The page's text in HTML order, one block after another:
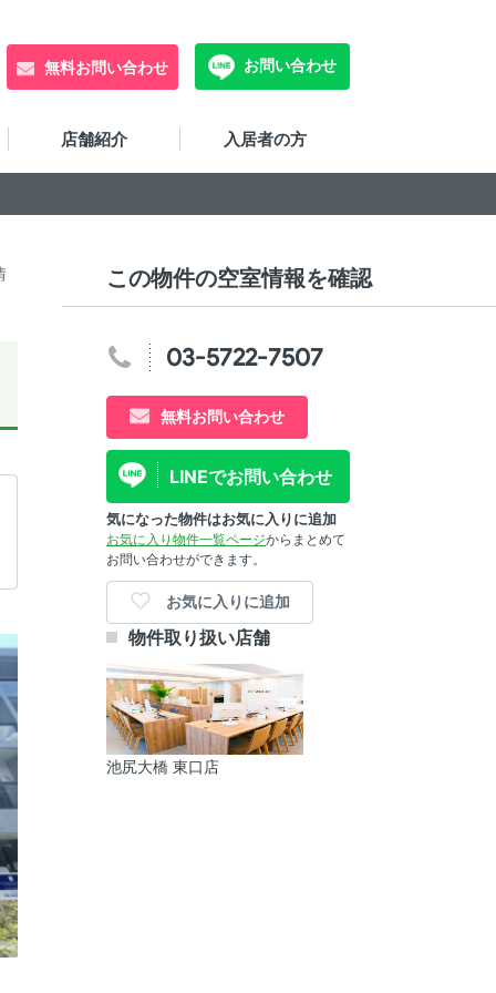
無料お問い合わせ お問い合わせ
店舗紹介 入居者の方
この物件の空室情報を確認
03-5722-7507
無料お問い合わせ
LINEでお問い合わせ
気になった物件はお気に入りに追加
お気に入り物件一覧ページからまとめて
お問い合わせができます。
お気に入りに追加
物件取り扱い店舗
池尻大橋 東口店